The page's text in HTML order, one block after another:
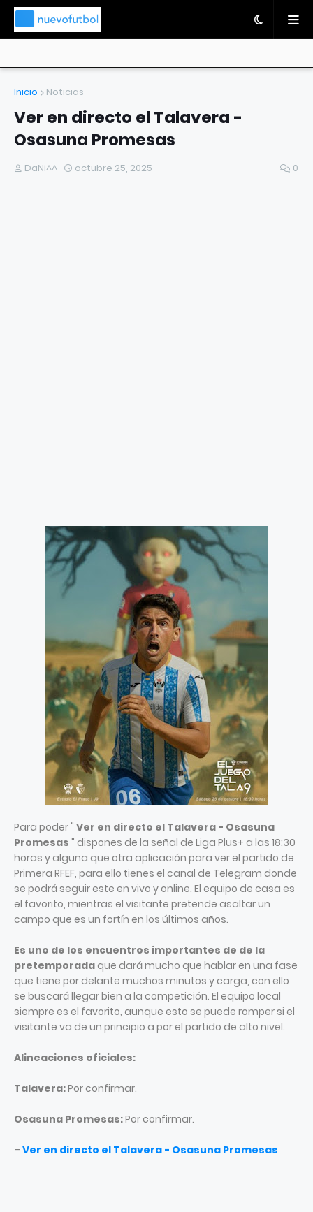
Inicio Noticias
Ver en directo el Talavera -
Osasuna Promesas
DaNi^^ octubre 25, 2025 0
Para poder " Ver en directo el Talavera - Osasuna
Promesas " dispones de la señal de Liga Plus+ a las 18:30
horas y alguna que otra aplicación para ver el partido de
Primera RFEF, para ello tienes el canal de Telegram donde
se podrá seguir este en vivo y online. El equipo de casa es
el favorito, mientras el visitante pretende asaltar un
campo que es un fortín en los últimos años.
Es uno de los encuentros importantes de de la
pretemporada que dará mucho que hablar en una fase
que tiene por delante muchos minutos y carga, con ello
se buscará llegar bien a la competición. El equipo local
siempre es el favorito, aunque esto se puede romper si el
visitante va de un principio a por el partido de alto nivel.
Alineaciones oficiales:
Talavera:Por confirmar.
Osasuna Promesas:Por confirmar.
– Ver en directo el Talavera - Osasuna Promesas